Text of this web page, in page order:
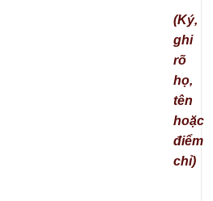
(Ký,
ghi
rõ
họ,
tên
hoặc
điểm
chỉ)